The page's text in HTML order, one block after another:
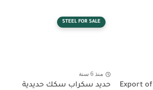
Export
STEEL FOR SALE
منذ 6 سنة
حديد سكراب سكك حديدية